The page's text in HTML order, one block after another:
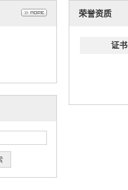
荣誉资质
证书